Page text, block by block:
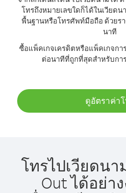
โทรถึงหมายเลขใดก็ได้ในเวียด
พื้นฐานหรือโทรศัพท์มือถือ ด้วยรา
นาที
ซื้อแพ็คเกจเครดิตหรือแพ็คเกจกา
ต่อนาทีที่ถูกที่สุดสำหรับกา
ดูอัตราค่า
โทรไปเวียดนา
Out ได้อย่า